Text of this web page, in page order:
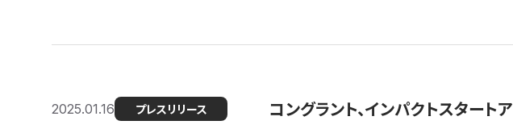
2025.01.16 プレスリリース コングラント、インパクトスター